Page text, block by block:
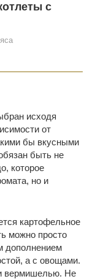
с
исходя
от
бы вкусными
быть не
которое
но и
картофельное
можно просто
дополнением
а с овощами.
вермишелью. Не